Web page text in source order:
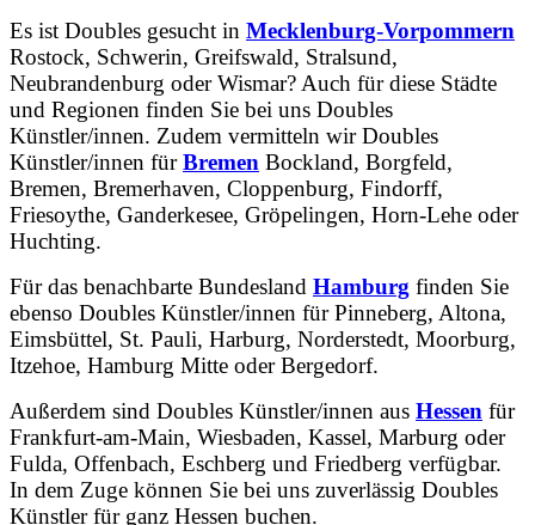
Es ist Doubles gesucht in Mecklenburg-Vorpommern
Rostock, Schwerin, Greifswald, Stralsund,
Neubrandenburg oder Wismar? Auch für diese Städte
und Regionen finden Sie bei uns Doubles
Künstler/innen. Zudem vermitteln wir Doubles
Künstler/innen fürBremen Bockland, Borgfeld,
Bremen, Bremerhaven, Cloppenburg, Findorff,
Friesoythe, Ganderkesee, Gröpelingen, Horn-Lehe oder
Huchting.
Für das benachbarte Bundesland Hamburg finden Sie
ebenso Doubles Künstler/innen für Pinneberg, Altona,
Eimsbüttel, St. Pauli, Harburg, Norderstedt, Moorburg,
Itzehoe, Hamburg Mitte oder Bergedorf.
Außerdem sind Doubles Künstler/innen aus Hessen für
Frankfurt-am-Main, Wiesbaden, Kassel, Marburg oder
Fulda, Offenbach, Eschberg und Friedberg verfügbar.
In dem Zuge können Sie bei uns zuverlässig Doubles
Künstler für ganz Hessen buchen.